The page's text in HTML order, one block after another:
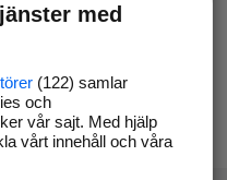
och försök igen
med
(122) samlar
och
vår sajt. Med hjälp
vårt innehåll och våra